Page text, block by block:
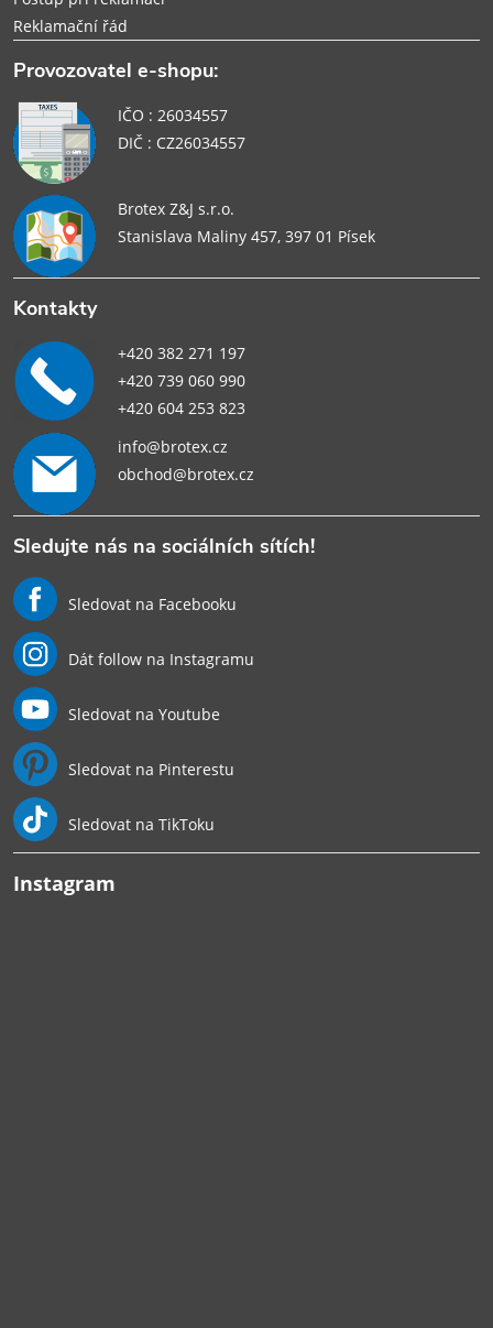
Reklamační řád
Provozovatel e-shopu:
IČO : 26034557
DIČ : CZ26034557
Brotex Z&J s.r.o.
Stanislava Maliny 457, 397 01 Písek
Kontakty
+420 382 271 197
+420 739 060 990
+420 604 253 823
info@brotex.cz
obchod@brotex.cz
Sledujte nás na sociálních sítích!
Sledovat na Facebooku
Dát follow na Instagramu
Sledovat na Youtube
Sledovat na Pinterestu
Sledovat na TikToku
Instagram